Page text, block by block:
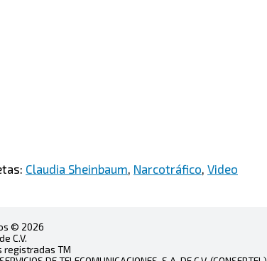
Claudia Sheinbaum Narcotráfico Video
© 2026
C.V.
registradas TM